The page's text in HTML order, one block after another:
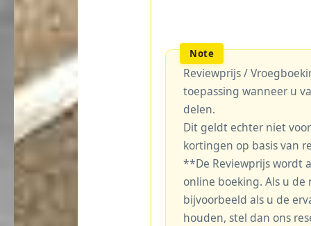
Reviewprijs /
toepassing wanneer u
delen.
Dit geldt echter niet
kortingen op basis van
**De Reviewprijs wordt
online boeking. Als u
bijvoorbeeld als u de
houden, stel dan ons